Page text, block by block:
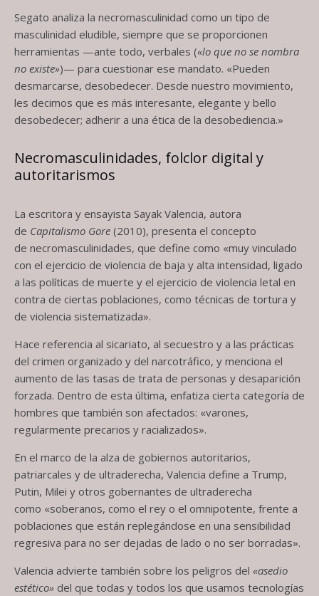
Segato analiza la necromasculinidad como un tipo de
masculinidad eludible, siempre que se proporcionen
herramientas —ante todo, verbales («lo que no se nombra
no existe»)— para cuestionar ese mandato. «Pueden
desmarcarse, desobedecer. Desde nuestro movimiento,
les decimos que es más interesante, elegante y bello
desobedecer; adherir a una ética de la desobediencia.»
Necromasculinidades, folclor digital y
autoritarismos
La escritora y ensayista Sayak Valencia, autora
de Capitalismo Gore (2010), presenta el concepto
de necromasculinidades, que define como «muy vinculado
con el ejercicio de violencia de baja y alta intensidad, ligado
a las políticas de muerte y el ejercicio de violencia letal en
contra de ciertas poblaciones, como técnicas de tortura y
de violencia sistematizada».
Hace referencia al sicariato, al secuestro y a las prácticas
del crimen organizado y del narcotráfico, y menciona el
aumento de las tasas de trata de personas y desaparición
forzada. Dentro de esta última, enfatiza cierta categoría de
hombres que también son afectados: «varones,
regularmente precarios y racializados».
En el marco de la alza de gobiernos autoritarios,
patriarcales y de ultraderecha, Valencia define a Trump,
Putin, Milei y otros gobernantes de ultraderecha
como «soberanos, como el rey o el omnipotente, frente a
poblaciones que están replegándose en una sensibilidad
regresiva para no ser dejadas de lado o no ser borradas».
Valencia advierte también sobre los peligros del «asedio
estético» del que todas y todos los que usamos tecnologías